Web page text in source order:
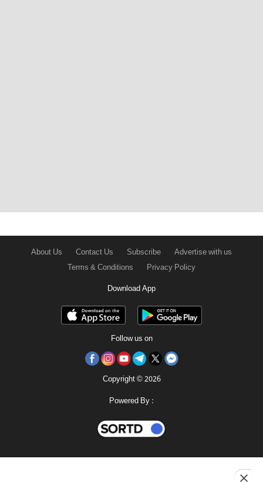
About Us Contact Us Subscribe
Advertise with us
Terms & Conditions
Privacy Policy
Download App
Follow us on
Copyright © 2026
Powered By :